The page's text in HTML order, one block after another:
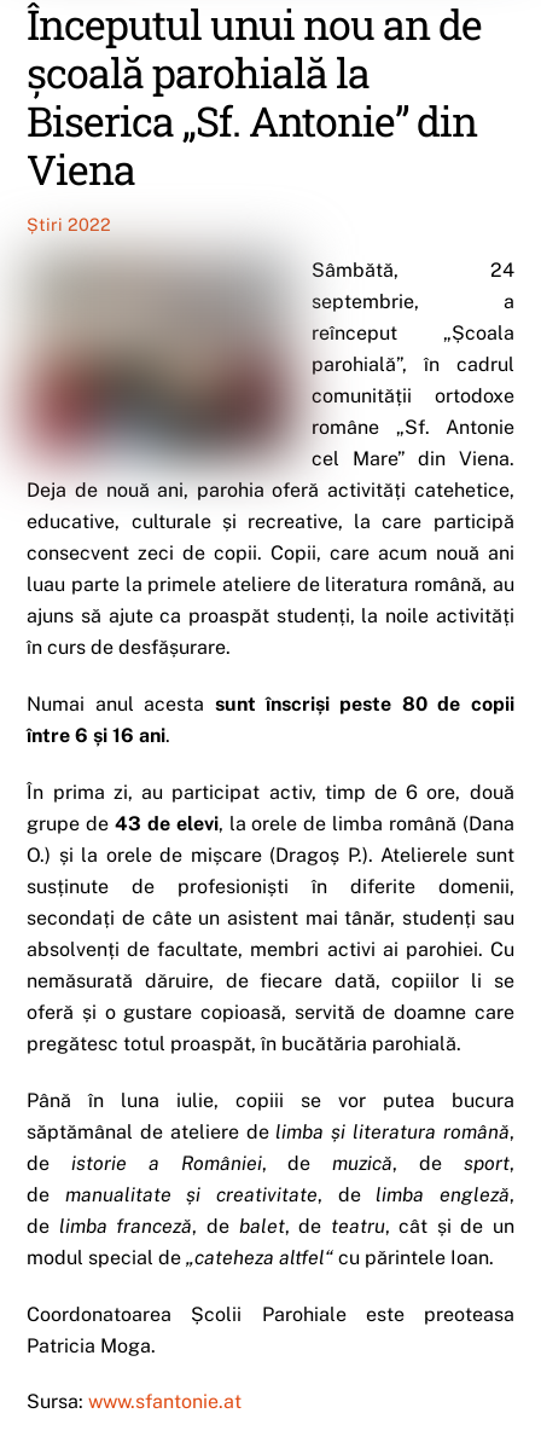
Începutul unui nou an de
școală parohială la
Biserica „Sf. Antonie” din
Viena
Știri 2022
Sâmbătă, 24
septembrie, a
reînceput „Școala
parohială”, în cadrul
comunității ortodoxe
române „Sf. Antonie
cel Mare” din Viena.
Deja de nouă ani, parohia oferă activități catehetice,
educative, culturale și recreative, la care participă
consecvent zeci de copii. Copii, care acum nouă ani
luau parte la primele ateliere de literatura română, au
ajuns să ajute ca proaspăt studenți, la noile activități
în curs de desfășurare.
Numai anul acesta sunt înscriși peste 80 de copii
între 6 și 16 ani.
În prima zi, au participat activ, timp de 6 ore, două
grupe de43 de elevi, la orele de limba română (Dana
O.) și la orele de mișcare (Dragoș P.). Atelierele sunt
susținute de profesioniști în diferite domenii,
secondați de câte un asistent mai tânăr, studenți sau
absolvenți de facultate, membri activi ai parohiei. Cu
nemăsurată dăruire, de fiecare dată, copiilor li se
oferă și o gustare copioasă, servită de doamne care
pregătesc totul proaspăt, în bucătăria parohială.
Până în luna iulie, copiii se vor putea bucura
săptămânal de ateliere de limba și literatura română,
deistorie a României, demuzică, de sport,
de manualitate și creativitate, de limba engleză,
de limba franceză, de balet, de teatru, cât și de un
modul special de„cateheza altfel“ cu părintele Ioan.
Coordonatoarea Școlii Parohiale este preoteasa
Patricia Moga.
Sursa:www.sfantonie.at